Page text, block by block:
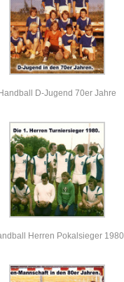
D-Jugend 70er Jahre
Herren Pokalsieger 1980